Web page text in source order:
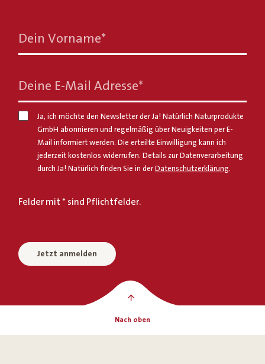
Dein Vorname*
Deine E-Mail Adresse*
Ja, ich möchte den Newsletter der Ja! Natürlich Naturprodukte
GmbH abonnieren und regelmäßig über Neuigkeiten per E-
Mail informiert werden. Die erteilte Einwilligung kann ich
jederzeit kostenlos widerrufen. Details zur Datenverarbeitung
durch Ja! Natürlich finden Sie in derDatenschutzerklärung.
Felder mit * sind Pflichtfelder.
Jetzt anmelden
Nach oben